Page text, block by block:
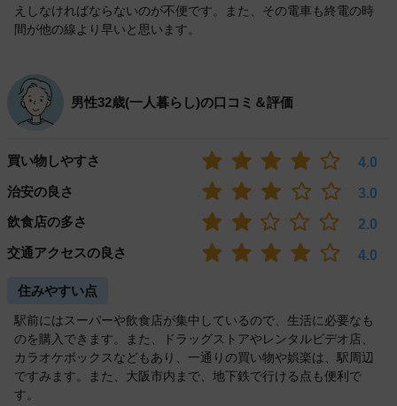
えしなければならないのが不便です。また、その電車も終電の時
間が他の線より早いと思います。
男性32歳(一人暮らし)の口コミ＆評価
買い物しやすさ
4.0
治安の良さ
3.0
飲食店の多さ
2.0
交通アクセスの良さ
4.0
住みやすい点
駅前にはスーパーや飲食店が集中しているので、生活に必要なも
のを購入できます。また、ドラッグストアやレンタルビデオ店、
カラオケボックスなどもあり、一通りの買い物や娯楽は、駅周辺
ですみます。また、大阪市内まで、地下鉄で行ける点も便利で
す。